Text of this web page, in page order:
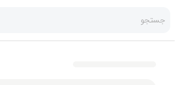
جستجو